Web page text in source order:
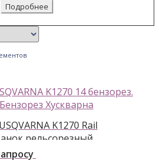
Подробнее
K1270 Rail
рельсорезный